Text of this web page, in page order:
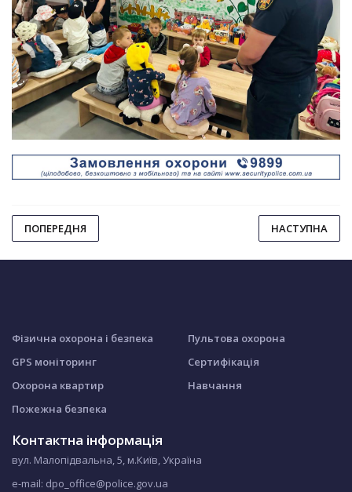
ПОПЕРЕДНЯ НАСТУПНА
Фізична охорона і безпека
GPS моніторинг
Охорона квартир
Пожежна безпека
Пультова охорона
Сертифікація
Навчання
Контактна інформація
вул. Малопідвальна, 5, м.Київ, Україна
e-mail: dpo_office@police.gov.ua